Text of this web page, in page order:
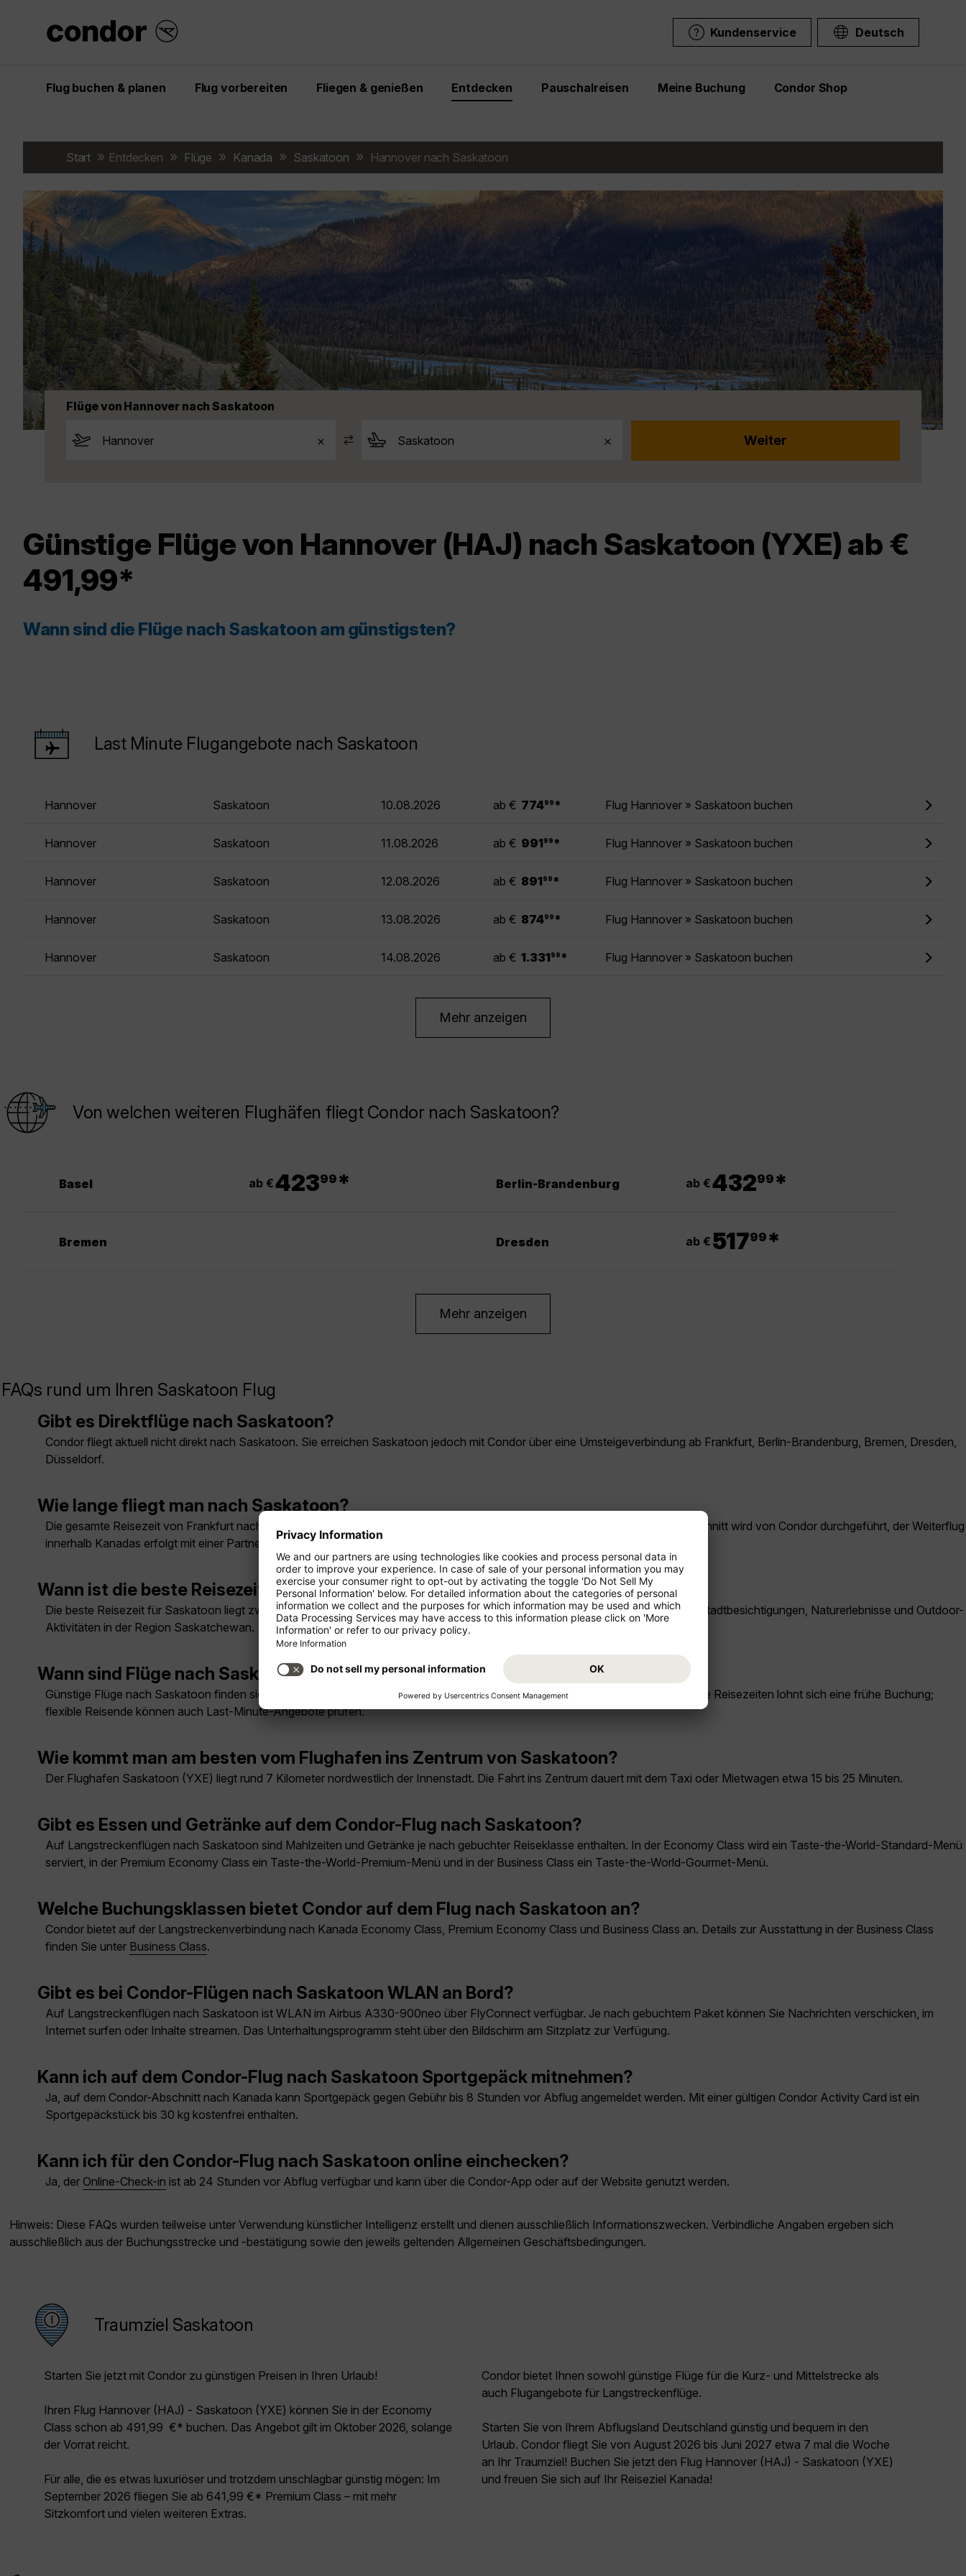
Kundenservice Deutsch
Flug buchen & planen Flug vorbereiten Fliegen & genießen Entdecken Pauschalreisen Meine Buchung Condor Shop
Start Entdecken Flüge Kanada Saskatoon Hannover nach Saskatoon
Flüge von Hannover nach Saskatoon
Günstige Flüge von Hannover (HAJ) nach Saskatoon (YXE) ab €
491,99*
Wann sind die Flüge nach Saskatoon am günstigsten?
Last Minute Flugangebote nach Saskatoon
Hannover Saskatoon 10.08.2026 ab € 77499 * Flug Hannover » Saskatoon buchen
Hannover Saskatoon 11.08.2026 ab € 991 99 * Flug Hannover » Saskatoon buchen
Hannover Saskatoon 12.08.2026 ab € 891 99 * Flug Hannover » Saskatoon buchen
Hannover Saskatoon 13.08.2026 ab € 87499 * Flug Hannover » Saskatoon buchen
Hannover Saskatoon 14.08.2026 ab € 1.331 99 * Flug Hannover » Saskatoon buchen
Mehr anzeigen
Von welchen weiteren Flughäfen fliegt Condor nach Saskatoon?
Basel ab €42399 * Berlin-Brandenburg ab €43299 *
Bremen Dresden ab € 51799 *
Mehr anzeigen
FAQs rund um Ihren Saskatoon Flug
Gibt es Direktflüge nach Saskatoon?
Condor fliegt aktuell nicht direkt nach Saskatoon. Sie erreichen Saskatoon jedoch mit Condor über eine Umsteigeverbindung ab Frankfurt, Berlin-Brandenburg, Bremen, Dresden,
Düsseldorf.
Wie lange fliegt man nach Saskatoon?
Die gesamte Reisezeit von Frankfurt nach Saskatoon beträgt je nach Verbindung rund 13 bis 16 Stunden. Der Langstreckenabschnitt wird von Condor durchgeführt, der Weiterflug
innerhalb Kanadas erfolgt mit einer Partnerfluggesellschaft.
Wann ist die beste Reisezeit für Saskatoon?
Die beste Reisezeit für Saskatoon liegt zwischen Juni und September. In diesen Monaten ist das Klima mild bis warm – ideal für Stadtbesichtigungen, Naturerlebnisse und Outdoor-
Aktivitäten in der Region Saskatchewan.
Wann sind Flüge nach Saskatoon am günstigsten?
Günstige Flüge nach Saskatoon finden sich meist außerhalb der Ferienzeiten und bei flexiblen Reisedaten. Für stark nachgefragte Reisezeiten lohnt sich eine frühe Buchung;
flexible Reisende können auch Last-Minute-Angebote prüfen.
Wie kommt man am besten vom Flughafen ins Zentrum von Saskatoon?
Der Flughafen Saskatoon (YXE) liegt rund 7 Kilometer nordwestlich der Innenstadt. Die Fahrt ins Zentrum dauert mit dem Taxi oder Mietwagen etwa 15 bis 25 Minuten.
Gibt es Essen und Getränke auf dem Condor-Flug nach Saskatoon?
Auf Langstreckenflügen nach Saskatoon sind Mahlzeiten und Getränke je nach gebuchter Reiseklasse enthalten. In der Economy Class wird ein Taste-the-World-Standard-Menü
serviert, in der Premium Economy Class ein Taste-the-World-Premium-Menü und in der Business Class ein Taste-the-World-Gourmet-Menü.
Welche Buchungsklassen bietet Condor auf dem Flug nach Saskatoon an?
Condor bietet auf der Langstreckenverbindung nach Kanada Economy Class, Premium Economy Class und Business Class an. Details zur Ausstattung in der Business Class
finden Sie unter Business Class.
Gibt es bei Condor-Flügen nach Saskatoon WLAN an Bord?
Auf Langstreckenflügen nach Saskatoon ist WLAN im Airbus A330-900neo über FlyConnect verfügbar. Je nach gebuchtem Paket können Sie Nachrichten verschicken, im
Internet surfen oder Inhalte streamen. Das Unterhaltungsprogramm steht über den Bildschirm am Sitzplatz zur Verfügung.
Kann ich auf dem Condor-Flug nach Saskatoon Sportgepäck mitnehmen?
Ja, auf dem Condor-Abschnitt nach Kanada kann Sportgepäck gegen Gebühr bis 8 Stunden vor Abflug angemeldet werden. Mit einer gültigen Condor Activity Card ist ein
Sportgepäckstück bis 30 kg kostenfrei enthalten.
Kann ich für den Condor-Flug nach Saskatoon online einchecken?
Ja, der Online-Check-in ist ab 24 Stunden vor Abflug verfügbar und kann über die Condor-App oder auf der Website genutzt werden.
Hinweis: Diese FAQs wurden teilweise unter Verwendung künstlicher Intelligenz erstellt und dienen ausschließlich Informationszwecken. Verbindliche Angaben ergeben sich
ausschließlich aus der Buchungsstrecke und -bestätigung sowie den jeweils geltenden Allgemeinen Geschäftsbedingungen.
Traumziel Saskatoon
Starten Sie jetzt mit Condor zu günstigen Preisen in Ihren Urlaub!
Ihren Flug Hannover (HAJ) - Saskatoon (YXE) können Sie in der Economy
Class schon ab 491,99 €* buchen. Das Angebot gilt im Oktober 2026, solange
der Vorrat reicht.
Für alle, die es etwas luxuriöser und trotzdem unschlagbar günstig mögen: Im
September 2026 fliegen Sie ab 641,99 €* Premium Class – mit mehr
Sitzkomfort und vielen weiteren Extras.
Condor bietet Ihnen sowohl günstige Flüge für die Kurz- und Mittelstrecke als
auch Flugangebote für Langstreckenflüge.
Starten Sie von Ihrem Abflugsland Deutschland günstig und bequem in den
Urlaub. Condor fliegt Sie von August 2026 bis Juni 2027 etwa 7 mal die Woche
an Ihr Traumziel! Buchen Sie jetzt den Flug Hannover (HAJ) - Saskatoon (YXE)
und freuen Sie sich auf Ihr Reiseziel Kanada!